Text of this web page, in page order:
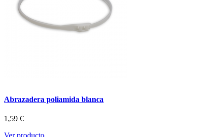
Abrazadera poliamida blanca
1,59 €
Ver producto